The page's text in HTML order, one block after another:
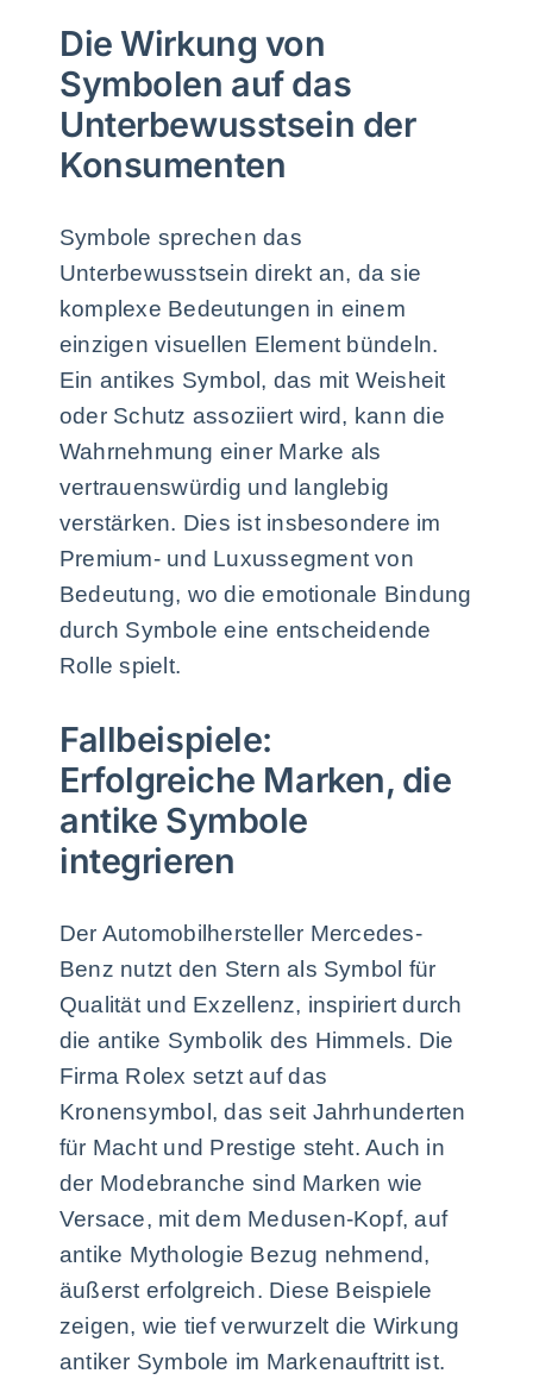
Die Wirkung von
Symbolen auf das
Unterbewusstsein der
Konsumenten
Symbole sprechen das
Unterbewusstsein direkt an, da sie
komplexe Bedeutungen in einem
einzigen visuellen Element bündeln.
Ein antikes Symbol, das mit Weisheit
oder Schutz assoziiert wird, kann die
Wahrnehmung einer Marke als
vertrauenswürdig und langlebig
verstärken. Dies ist insbesondere im
Premium- und Luxussegment von
Bedeutung, wo die emotionale Bindung
durch Symbole eine entscheidende
Rolle spielt.
Fallbeispiele:
Erfolgreiche Marken, die
antike Symbole
integrieren
Der Automobilhersteller Mercedes-
Benz nutzt den Stern als Symbol für
Qualität und Exzellenz, inspiriert durch
die antike Symbolik des Himmels. Die
Firma Rolex setzt auf das
Kronensymbol, das seit Jahrhunderten
für Macht und Prestige steht. Auch in
der Modebranche sind Marken wie
Versace, mit dem Medusen-Kopf, auf
antike Mythologie Bezug nehmend,
äußerst erfolgreich. Diese Beispiele
zeigen, wie tief verwurzelt die Wirkung
antiker Symbole im Markenauftritt ist.